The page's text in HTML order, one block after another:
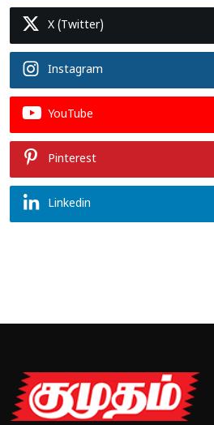
X (Twitter)
Instagram
YouTube
Pinterest
Linkedin